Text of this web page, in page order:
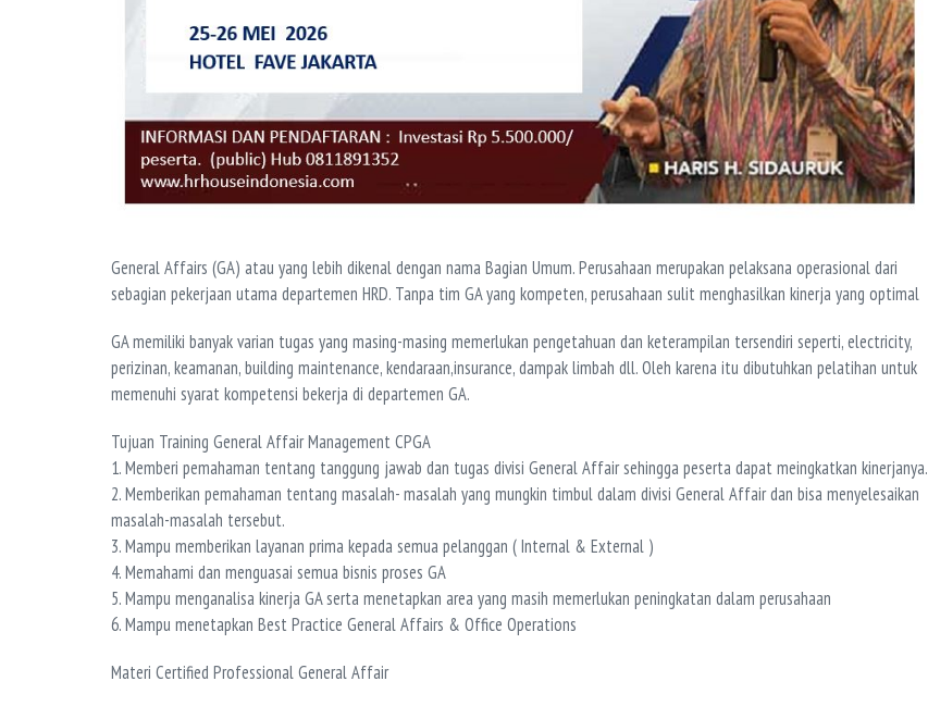
General Affairs (GA) atau yang lebih dikenal dengan nama Bagian Umum. Perusahaan merupakan pelaksana operasional dari
sebagian pekerjaan utama departemen HRD. Tanpa tim GA yang kompeten, perusahaan sulit menghasilkan kinerja yang optimal
GA memiliki banyak varian tugas yang masing-masing memerlukan pengetahuan dan keterampilan tersendiri seperti, electricity,
perizinan, keamanan, building maintenance, kendaraan,insurance, dampak limbah dll. Oleh karena itu dibutuhkan pelatihan untuk
memenuhi syarat kompetensi bekerja di departemen GA.
Tujuan Training General Affair Management CPGA
1. Memberi pemahaman tentang tanggung jawab dan tugas divisi General Affair sehingga peserta dapat meingkatkan kinerjanya.
2. Memberikan pemahaman tentang masalah- masalah yang mungkin timbul dalam divisi General Affair dan bisa menyelesaikan
masalah-masalah tersebut.
3. Mampu memberikan layanan prima kepada semua pelanggan ( Internal & External )
4. Memahami dan menguasai semua bisnis proses GA
5. Mampu menganalisa kinerja GA serta menetapkan area yang masih memerlukan peningkatan dalam perusahaan
6. Mampu menetapkan Best Practice General Affairs & Office Operations
Materi Certified Professional General Affair